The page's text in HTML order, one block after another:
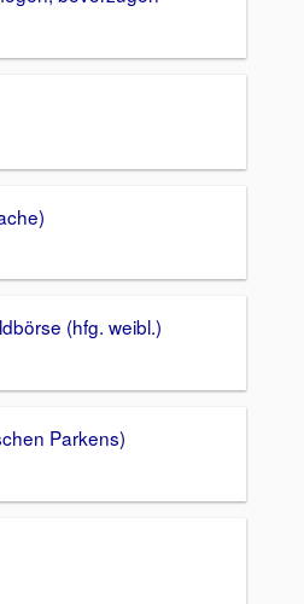
(hfg. weibl.)
Parkens)